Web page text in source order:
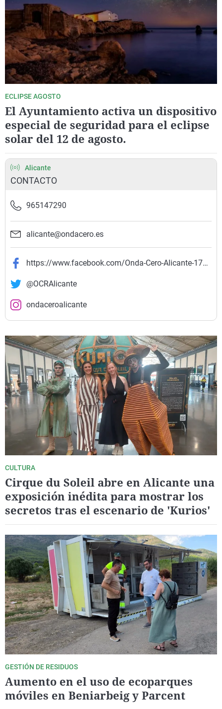
La rosa de los vientos
Gente viajera
Caso
Retornados
Extremadura
Galicia
País Vasco
Virales
Televisión
ECLIPSE AGOSTO
El Ayuntamiento activa un dispositivo
especial de seguridad para el eclipse
solar del 12 de agosto.
Alicante
CONTACTO
965147290
alicante@ondacero.es
https://www.facebook.com/Onda-Cero-Alicante-177442879033946/
@OCRAlicante
ondaceroalicante
CULTURA
Cirque du Soleil abre en Alicante una
exposición inédita para mostrar los
secretos tras el escenario de 'Kurios'
GESTIÓN DE RESIDUOS
Aumento en el uso de ecoparques
móviles en Beniarbeig y Parcent